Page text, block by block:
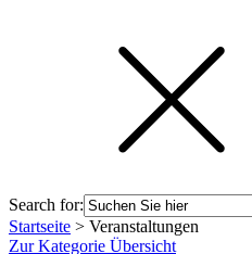
Search for:
Startseite > Veranstaltungen
Zur Kategorie Übersicht